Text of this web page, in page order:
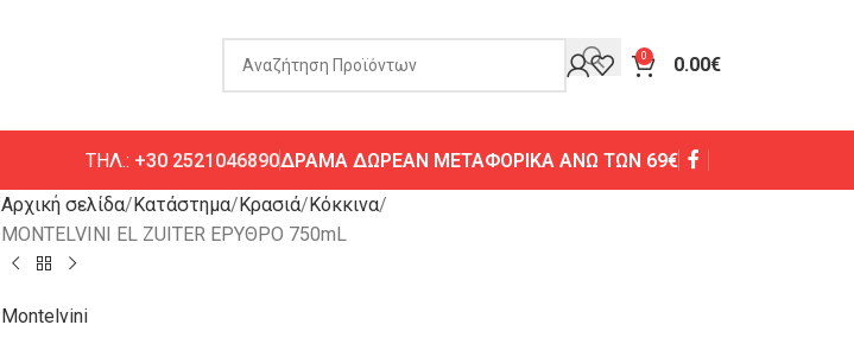
0 0.00€
ΤΗΛ.: +30 2521046890ΔΡΑΜΑ ΔΩΡΕΑΝ ΜΕΤΑΦΟΡΙΚΑ ΑΝΩ ΤΩΝ 69€
Αρχική σελίδα Κατάστημα Κρασιά Κόκκινα
MONTELVINI EL ZUITER ΕΡΥΘΡΟ 750mL
Montelvini